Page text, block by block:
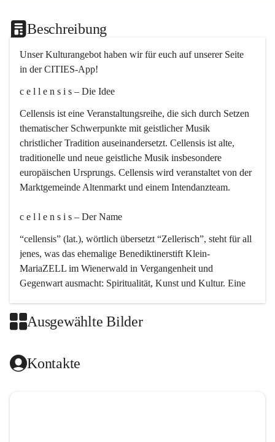
Beschreibung
Unser Kulturangebot haben wir für euch auf unserer Seite
in der CITIES-App!
c e l l e n s i s – Die Idee
Cellensis ist eine Veranstaltungsreihe, die sich durch Setzen
thematischer Schwerpunkte mit geistlicher Musik
christlicher Tradition auseinandersetzt. Cellensis ist alte,
traditionelle und neue geistliche Musik insbesondere
europäischen Ursprungs. Cellensis wird veranstaltet von der
Marktgemeinde Altenmarkt und einem Intendanzteam.
c e l l e n s i s – Der Name
“cellensis” (lat.), wörtlich übersetzt “Zellerisch”, steht für all
jenes, was das ehemalige Benediktinerstift Klein-
MariaZELL im Wienerwald in Vergangenheit und
Gegenwart ausmacht: Spiritualität, Kunst und Kultur. Eine
Kirchenmusik, dem kunstvollen Lob Gottes.
Das kirchenmusikalische Festival Cellensis wird seit dem
Ausgewählte Bilder
Kontakte